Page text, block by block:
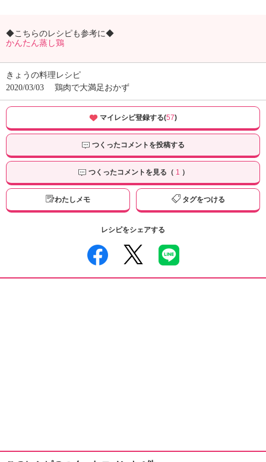
◆こちらのレシピも参考に◆
かんたん蒸し鶏
きょうの料理レシピ
2020/03/03
鶏肉で大満足おかず
マイレシピ登録する(57)
つくったコメントを投稿する
つくったコメントを見る（ 1 ）
わたしメモ タグをつける
レシピをシェアする